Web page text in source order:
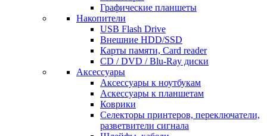
Графические планшеты
Накопители
USB Flash Drive
Внешние HDD/SSD
Карты памяти, Card reader
CD / DVD / Blu-Ray диски
Аксессуары
Аксессуары к ноутбукам
Аскессуары к планшетам
Коврики
Селекторы принтеров, переключатели,
разветвители сигнала